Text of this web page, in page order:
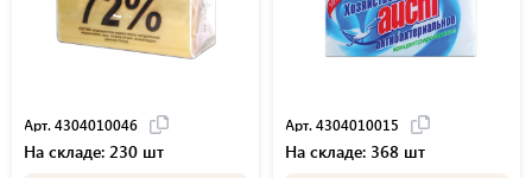
Арт. 4304010046
На складе: 230 шт
Арт. 4304010015
На складе: 368 шт